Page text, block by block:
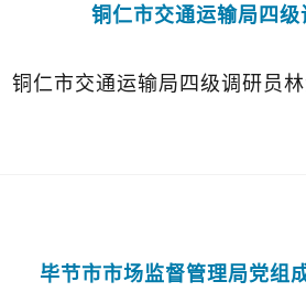
铜仁市交通运输局四
铜仁市交通运输局四级调研员
毕节市市场监督管理局党组